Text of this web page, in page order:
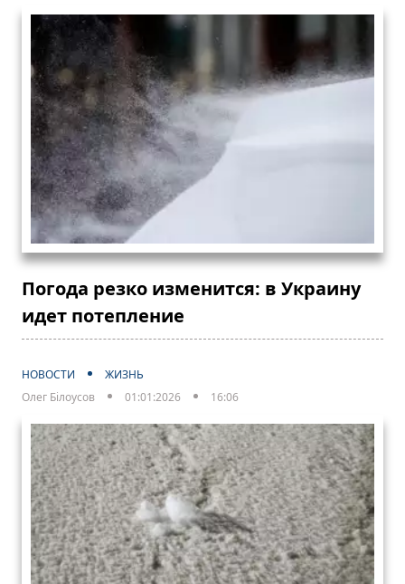
Погода резко изменится: в Украину
идет потепление
НОВОСТИ
ЖИЗНЬ
Олег Білоусов
01:01:2026 16:06